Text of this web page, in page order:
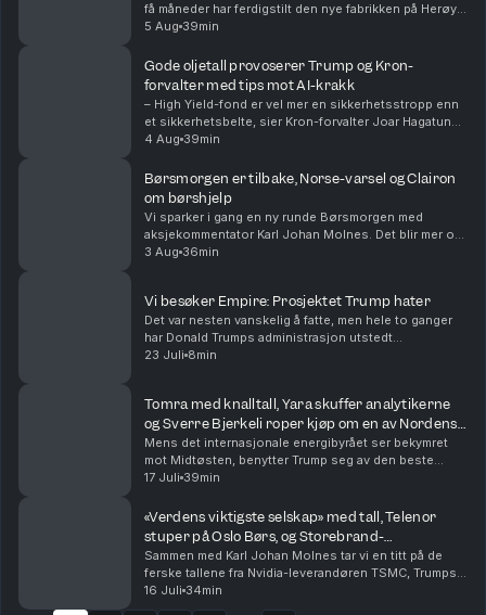
få måneder har ferdigstilt den nye fabrikken på Herøya
og levert første kundeordre. Odin-forvalter Dan Erik
5 Aug 39min
Gode oljetall provoserer Trump og Kron-
forvalter med tips mot AI-krakk
– High Yield-fond er vel mer en sikkerhetsstropp enn
et sikkerhetsbelte, sier Kron-forvalter Joar Hagatun
som diskuterer strategier for de som er redd for et AI-
4 Aug 39min
Børsmorgen er tilbake, Norse-varsel og Clairon
om børshjelp
Vi sparker i gang en ny runde Børsmorgen med
aksjekommentator Karl Johan Molnes. Det blir mer om
resultatvarselet fra flyselskapet Norse, utviklingen i
3 Aug 36min
Vi besøker Empire: Prosjektet Trump hater
Det var nesten vanskelig å fatte, men hele to ganger
har Donald Trumps administrasjon utstedt
stoppordrer for det godkjente gigantprosjektet innen
23 Juli 8min
Tomra med knalltall, Yara skuffer analytikerne
og Sverre Bjerkeli roper kjøp om en av Nordens
mest shortede aksjer
Mens det internasjonale energibyrået ser bekymret
mot Midtøsten, benytter Trump seg av den beste
sendetid til å anklage Kina for valgresultatet i 2020.
17 Juli 39min
«Verdens viktigste selskap» med tall, Telenor
stuper på Oslo Børs, og Storebrand-
forvalterens aksjefavoritter
Sammen med Karl Johan Molnes tar vi en titt på de
ferske tallene fra Nvidia-leverandøren TSMC, Trumps
siste olje-utspill, og Telenor hvor investorene
reagerer med å sende aksjen rett ned på Oslo Børs....
16 Juli 34min